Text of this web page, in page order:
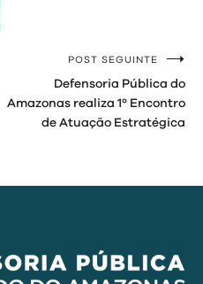
POST SEGUINTE
Defensoria Pública do
Amazonas realiza 1º Encontro
de Atuação Estratégica